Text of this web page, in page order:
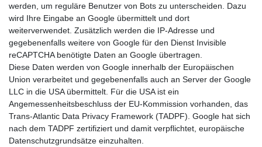
werden, um reguläre Benutzer von Bots zu unterscheiden. Dazu
wird Ihre Eingabe an Google übermittelt und dort
weiterverwendet. Zusätzlich werden die IP-Adresse und
gegebenenfalls weitere von Google für den Dienst Invisible
reCAPTCHA benötigte Daten an Google übertragen.
Diese Daten werden von Google innerhalb der Europäischen
Union verarbeitet und gegebenenfalls auch an Server der Google
LLC in die USA übermittelt. Für die USA ist ein
Angemessenheitsbeschluss der EU-Kommission vorhanden, das
Trans-Atlantic Data Privacy Framework (TADPF). Google hat sich
nach dem TADPF zertifiziert und damit verpflichtet, europäische
Datenschutzgrundsätze einzuhalten.